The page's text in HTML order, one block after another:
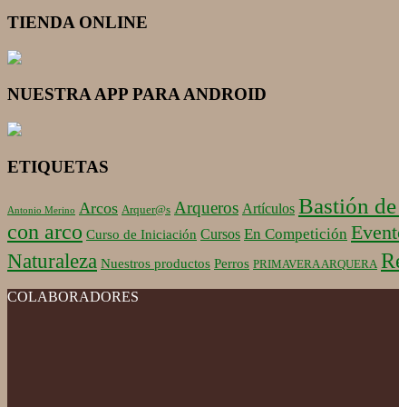
TIENDA ONLINE
NUESTRA APP PARA ANDROID
ETIQUETAS
Antonio Merino Arcos Arquer@s Arqueros Artículos Bastión
con arco Curso de Iniciación Cursos En Competición
Naturaleza Nuestros productos Perros PRIMAVERA ARQUERA
COLABORADORES